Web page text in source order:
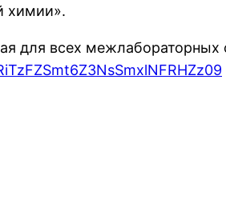
химии».
для всех межлабораторных